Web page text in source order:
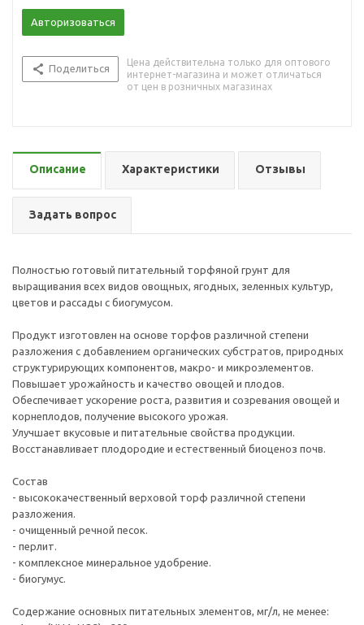
Авторизоваться
Поделиться
Цена действительна только для оптового
интернет-магазина и может отличаться
от цен в розничных магазинах
Описание Характеристики Отзывы
Задать вопрос
Полностью готовый питательный торфяной грунт для
выращивания всех видов овощных, ягодных, зеленных культур,
цветов и рассады с биогумусом.
Продукт изготовлен на основе торфов различной степени
разложения с добавлением органических субстратов, природных
структурирующих компонентов, макро- и микроэлементов.
Повышает урожайность и качество овощей и плодов.
Обеспечивает ускорение роста, развития и созревания овощей и
корнеплодов, получение высокого урожая.
Улучшает вкусовые и питательные свойства продукции.
Восстанавливает плодородие и естественный биоценоз почв.
Состав
- высококачественный верховой торф различной степени
разложения.
- очищенный речной песок.
- перлит.
- комплексное минеральное удобрение.
- биогумус.
Содержание основных питательных элементов, мг/л, не менее: